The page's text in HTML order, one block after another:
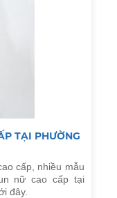
TẠI PHƯỜNG
cấp, nhiều mẫu
nữ cao cấp tại
đây.